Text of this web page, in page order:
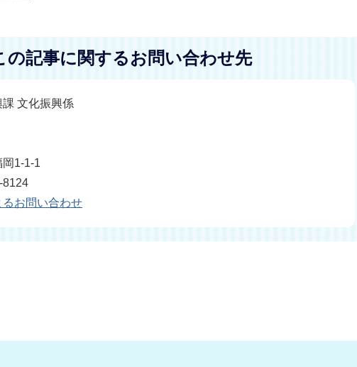
の記事に関するお問い合わせ先
文化振興係
1-1-1
8124
るお問い合わせ